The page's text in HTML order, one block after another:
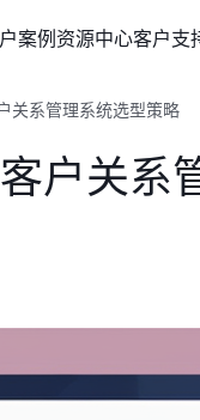
案例资源中心客户支
关系管理系统选型策略
户关系